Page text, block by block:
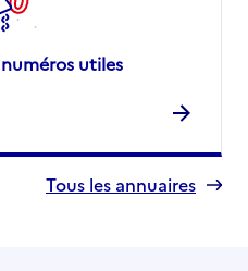
utiles
Tous les annuaires